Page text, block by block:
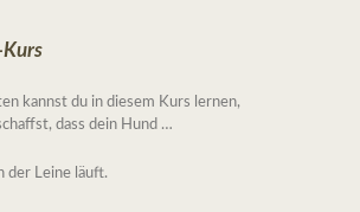
Kurs
kannst du in diesem Kurs lernen,
dass dein Hund …
der Leine läuft.